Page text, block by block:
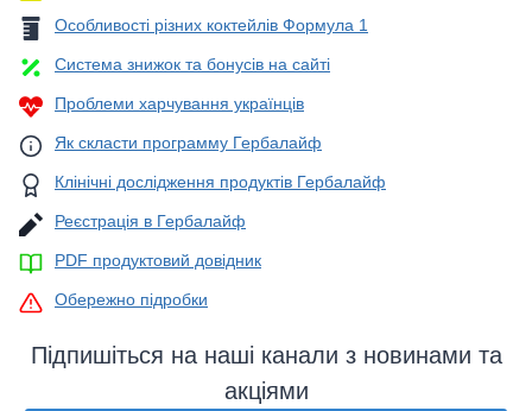
Особливості різних коктейлів Формула 1
Система знижок та бонусів на сайті
Проблеми харчування українців
Як скласти программу Гербалайф
Клінічні дослідження продуктів Гербалайф
Реєстрація в Гербалайф
PDF продуктовий довідник
Обережно підробки
Підпишіться на наші канали з новинами та
акціями